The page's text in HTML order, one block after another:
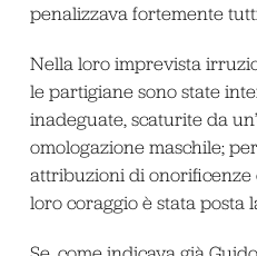
penalizzava fortemente
Nella loro imprevista
le partigiane sono state
inadeguate, scaturite da
omologazione maschile;
attribuzioni di onorificenze
loro coraggio è stata posta